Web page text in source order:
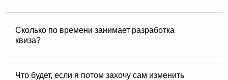
Сколько по времени занимает разработка
квиза?
Что будет, если я потом захочу сам изменить